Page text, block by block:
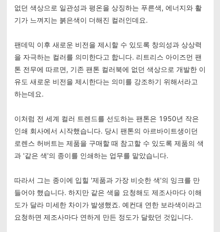
없던 색상으로 일관성과 평온을 상징하는 푸른색, 에너지와 활
기가 느껴지는 붉은색이 더해진 컬러인데요.
팬데믹 이후 새로운 비전을 제시할 수 있도록 창의성과 상상력
을 자극하는 컬러를 의미한다고 합니다. 리트리스 아이즈먼 팬
톤 전무에 따르면, 기존 팬톤 컬러북에 없던 색상으로 개발한 이
유도 새로운 비전을 제시한다는 의미를 강조하기 위해서라고
하는데요.
이처럼 전 세계 컬러 트렌드를 선도하는 팬톤은 1950년 작은
인쇄 회사에서 시작했습니다. 당시 팬톤의 아르바이트생이던
로렌스 허버트는 제품을 구매할 때 참고할 수 있도록 제품의 색
과 '같은 색'의 종이를 인쇄하는 업무를 맡았습니다.
따라서 그는 종이에 입힐 '제품과 가장 비슷한 색'의 잉크를 만
들어야 했습니다. 하지만 같은 색을 요청해도 제조사마다 이해
도가 달라 미세한 차이가 발생했죠. 예컨대 연한 보라색이라고
요청하면 제조사마다 연하게 만든 정도가 달랐던 것입니다.